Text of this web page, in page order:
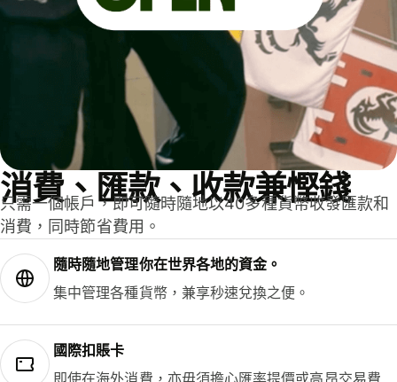
消費、匯款、收款兼慳錢
只需一個帳戶，即可隨時隨地以40多種貨幣收發匯款和
消費，同時節省費用。
隨時隨地管理你在世界各地的資金。
集中管理各種貨幣，兼享秒速兌換之便。
國際扣賬卡